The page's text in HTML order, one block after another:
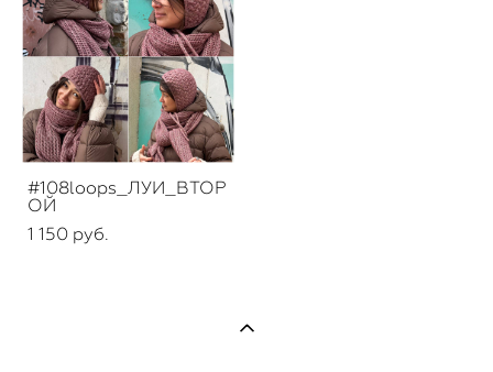
#108loops_ЛУИ_ВТОР
ОЙ
1 150 pуб.